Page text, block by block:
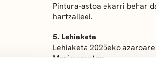
Pintura-astoa ekarri behar
hartzaileei.
5. Lehiaketa
Lehiaketa 2025eko
Mari auzoetan.